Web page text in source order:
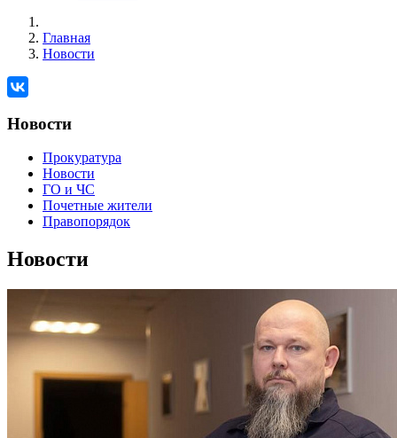
Главная
Новости
Новости
Прокуратура
Новости
ГО и ЧС
Почетные жители
Правопорядок
Новости